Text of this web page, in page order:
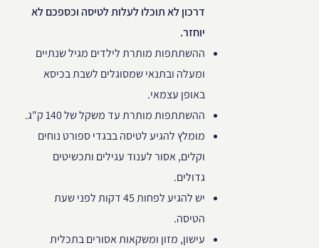
דרכון לא תוכלו לעלות לטיסה וכספכם לא
יוחזר.
ההשתתפות מותרת לילדים מגיל שנתיים
ומעלה ובתנאי שמסוגלים לשבת בכיסא
באופן עצמאי.
ההשתתפות מותרת עד משקל של 140 ק"ג.
מומלץ להגיע לטיסה בבגדי ספורט נוחים
וקלים, אסור לענוד עגילים ותכשיטים
גדולים.
יש להגיע לפחות 45 דקות לפני שעת
הטיסה.
עישון, מזון ומשקאות אסורים בתכלית